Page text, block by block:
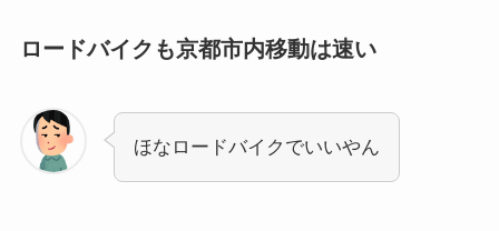
ロードバイクも京都市内移動は速い
ほなロードバイクでいいやん